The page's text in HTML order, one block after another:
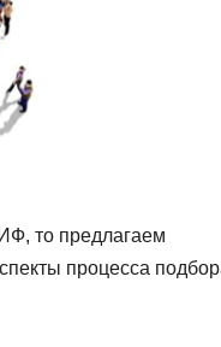
то предлагаем
процесса